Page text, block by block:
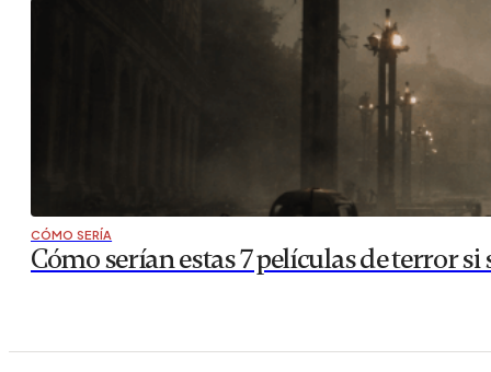
CÓMO SERÍA
Cómo serían estas 7 películas de terror